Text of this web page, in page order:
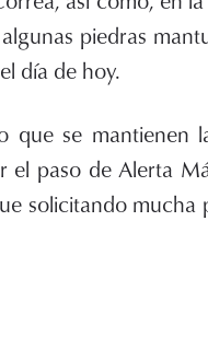
piedras
día de hoy.
que se mantienen
el paso de Alerta
solicitando mucha